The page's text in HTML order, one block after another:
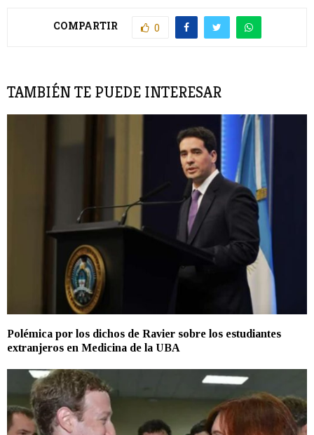
COMPARTIR 0
TAMBIÉN TE PUEDE INTERESAR
Polémica por los dichos de Ravier sobre los estudiantes
extranjeros en Medicina de la UBA